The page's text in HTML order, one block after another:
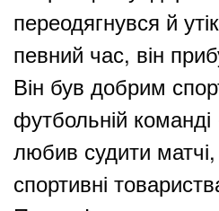
переодягнувся й
певний час, він
Він був добрим
футбольній команді
любив судити матчі,
спортивні